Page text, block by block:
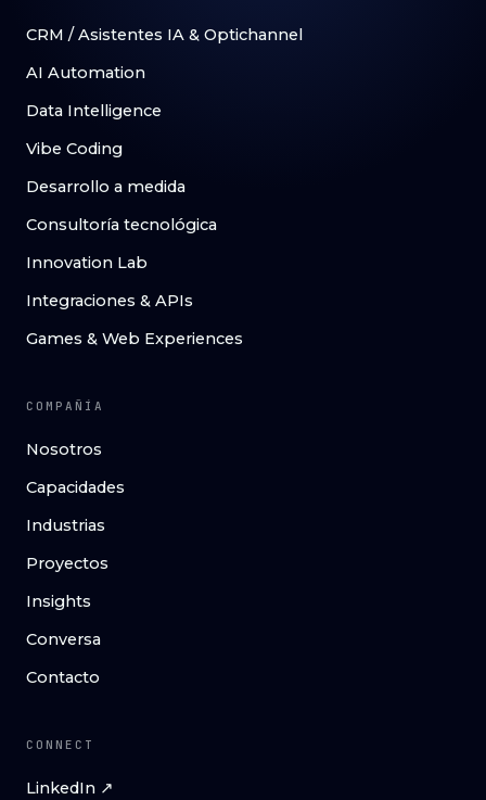
CRM / Asistentes IA & Optichannel
AI Automation
Data Intelligence
Vibe Coding
Desarrollo a medida
Consultoría tecnológica
Innovation Lab
Integraciones & APIs
Games & Web Experiences
COMPAÑÍA
Nosotros
Capacidades
Industrias
Proyectos
Insights
Conversa
Contacto
CONNECT
LinkedIn ↗